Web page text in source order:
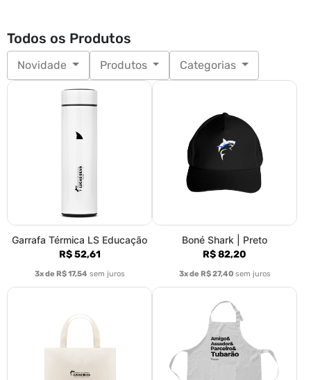
Todos os Produtos
Novidade Produtos Categorias
Garrafa Térmica LS Educação
R$ 52,61
3x de R$ 17,54 sem juros
Boné Shark | Preto
R$ 82,20
3x de R$ 27,40sem juros